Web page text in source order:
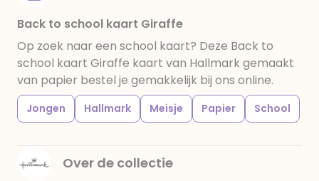
Back to school kaart Giraffe
Op zoek naar een school kaart? Deze Back to
school kaart Giraffe kaart van Hallmark gemaakt
van papier bestel je gemakkelijk bij ons online.
Jongen Hallmark Meisje Papier School
Over de collectie